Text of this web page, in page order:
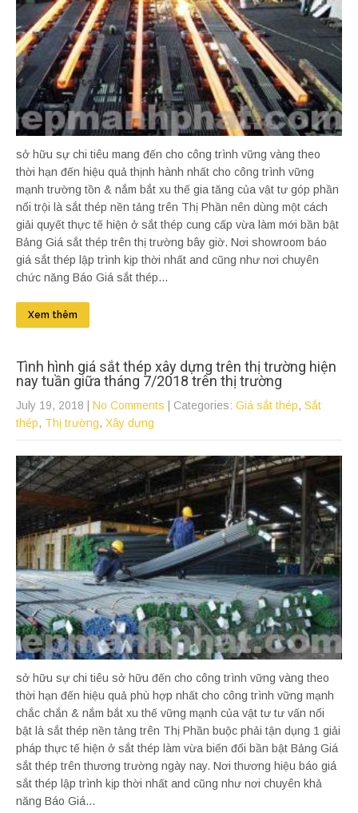
sở hữu sự chi tiêu mang đến cho công trình vững vàng theo
thời hạn đến hiệu quả thịnh hành nhất cho công trình vững
mạnh trường tồn & nắm bắt xu thế gia tăng của vật tư góp phần
nổi trội là sắt thép nền tảng trên Thị Phần nên dùng một cách
giải quyết thực tế hiện ở sắt thép cung cấp vừa làm mới bần bật
Bảng Giá sắt thép trên thị trường bây giờ. Nơi showroom báo
giá sắt thép lập trình kịp thời nhất and cũng như nơi chuyên
chức năng Báo Giá sắt thép...
Xem thêm
Tình hình giá sắt thép xây dựng trên thị trường hiện
nay tuần giữa tháng 7/2018 trên thị trường
July 19, 2018 No Comments | Categories: Giá sắt thép, Sắt
thép, Thị trường, Xây dựng
sở hữu sự chi tiêu sở hữu đến cho công trình vững vàng theo
thời hạn đến hiệu quả phù hợp nhất cho công trình vững mạnh
chắc chắn & nắm bắt xu thế vững mạnh của vật tư tư vấn nổi
bật là sắt thép nền tảng trên Thị Phần buộc phải tận dụng 1 giải
pháp thực tế hiện ở sắt thép làm vừa biến đổi bần bật Bảng Giá
sắt thép trên thương trường ngày nay. Nơi thương hiệu báo giá
sắt thép lập trình kịp thời nhất and cũng như nơi chuyên khả
năng Báo Giá...